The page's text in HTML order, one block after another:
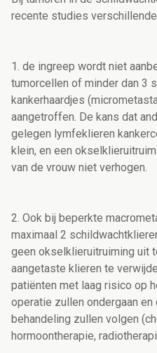
recente studies verschillende
1. de ingreep wordt niet
tumorcellen of minder dan 3
kankerhaardjes
aangetroffen. De kans dat
gelegen lymfeklieren
klein, en een
van de vrouw niet verhogen.
2. Ook bij beperkte
maximaal 2
geen okselklieruitruiming uit
aangetaste klieren te
patiënten met laag risico op
operatie zullen ondergaan
behandeling zullen volgen
hormoontherapie,